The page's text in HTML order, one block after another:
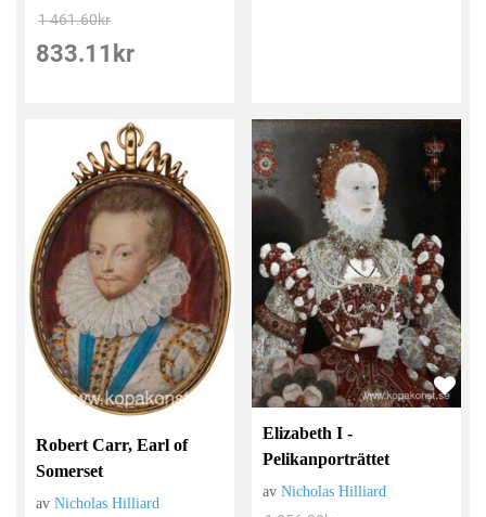
1 461.60kr
833.11 kr
Robert Carr, Earl of
Somerset
avNicholas Hilliard
Elizabeth I -
Pelikanporträttet
avNicholas Hilliard